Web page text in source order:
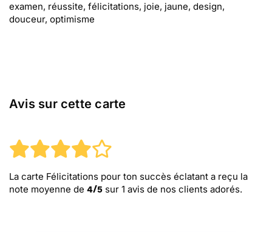
examen, réussite, félicitations, joie, jaune, design,
douceur, optimisme
Avis sur cette carte
La carte Félicitations pour ton succès éclatant a reçu la
note moyenne de 4/5 sur 1 avis de nos clients adorés.